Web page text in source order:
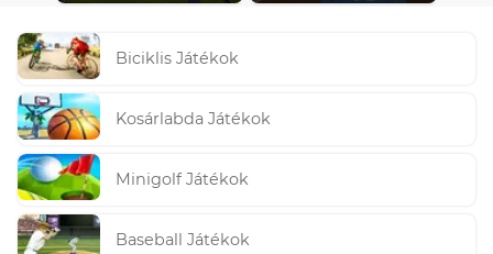
Biciklis Játékok
Kosárlabda Játékok
Minigolf Játékok
Baseball Játékok